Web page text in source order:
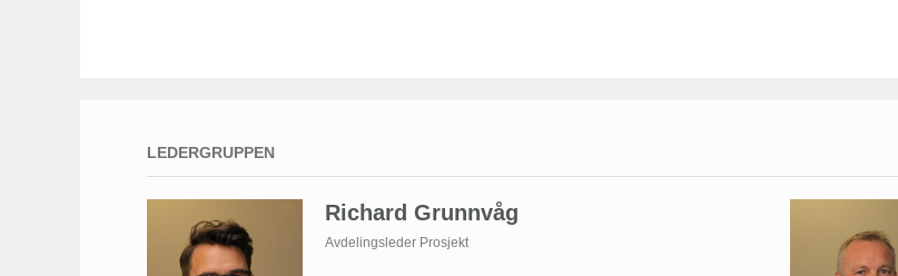
LEDERGRUPPEN
Richard Grunnvåg
Avdelingsleder Prosjekt